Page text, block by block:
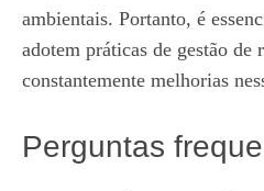
ambientais. Portanto, é
adotem práticas de gestão de
constantemente melhorias
Perguntas